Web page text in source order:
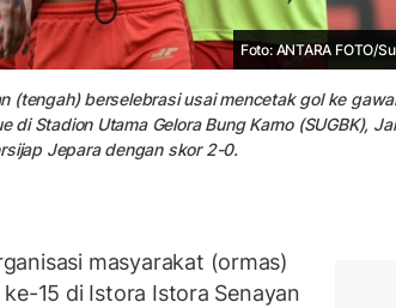
Foto: ANTARA FOTO/
(tengah) berselebrasi usai mencetak gol ke
di Stadion Utama Gelora Bung Karno (SUGBK),
Jepara dengan skor 2-0.
masyarakat (ormas)
15 di Istora Istora Senayan